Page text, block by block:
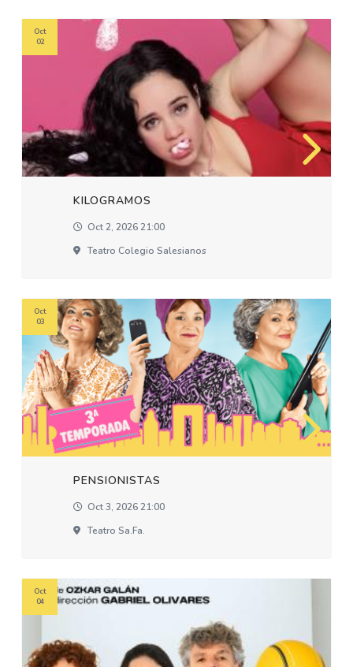
KILOGRAMOS
Oct 2, 2026 21:00
Teatro Colegio Salesianos
Oct
02
PENSIONISTAS
Oct 3, 2026 21:00
Teatro Sa.fa.
Oct
03
Oct
04